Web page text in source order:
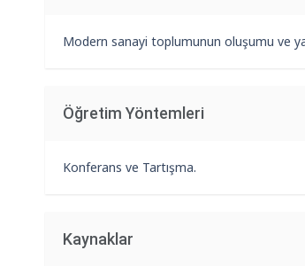
Modern sanayi toplumunun oluşumu ve
Öğretim Yöntemleri
Konferans ve Tartışma.
Kaynaklar